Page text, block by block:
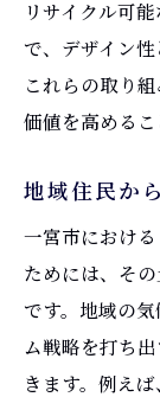
ロー
法
長期
リサイクル可
で、デザイン
これらの取り
価値を高めるこ
地域住民か
一宮市におけ
ためには、そ
です。地域の
ム戦略を打ち
きます。例え